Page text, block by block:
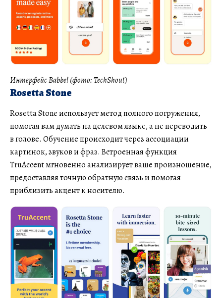
Интерфейс Babbel (фото: TechShout)
Rosetta Stone
Rosetta Stone использует метод полного погружения,
помогая вам думать на целевом языке, а не переводить
в голове. Обучение происходит через ассоциации
картинок, звуков и фраз. Встроенная функция
TruAccent мгновенно анализирует ваше произношение,
предоставляя точную обратную связь и помогая
приблизить акцент к носителю.